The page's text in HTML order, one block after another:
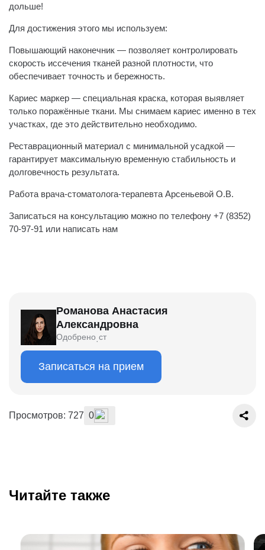
дольше!
Для достижения этого мы используем:
Повышающий наконечник — позволяет контролировать
скорость иссечения тканей разной плотности, что
обеспечивает точность и бережность.
Кариес маркер — специальная краска, которая выявляет
только поражённые ткани. Мы снимаем кариес именно в тех
участках, где это действительно необходимо.
Реставрационный материал с минимальной усадкой —
гарантирует максимальную временную стабильность и
долговечность результата.
Работа врача-стоматолога-терапевта Арсеньевой О.В.
Записаться на консультацию можно по телефону +7 (8352)
70-97-91 или написать нам
Романова Анастасия
Александровна
Одобрено·ст
Записаться на прием
Просмотров: 727 0
Читайте также